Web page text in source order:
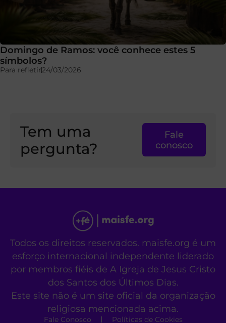
Domingo de Ramos: você conhece estes 5
símbolos?
Para refletir24/03/2026
Tem uma
pergunta?
Fale
conosco
Todos os direitos reservados. maisfe.org é um
esforço internacional independente liderado
por membros fiéis de A Igreja de Jesus Cristo
dos Santos dos Últimos Dias.
Este site não é um site oficial da organização
religiosa mencionada acima.
Fale Conosco Políticas de Cookies